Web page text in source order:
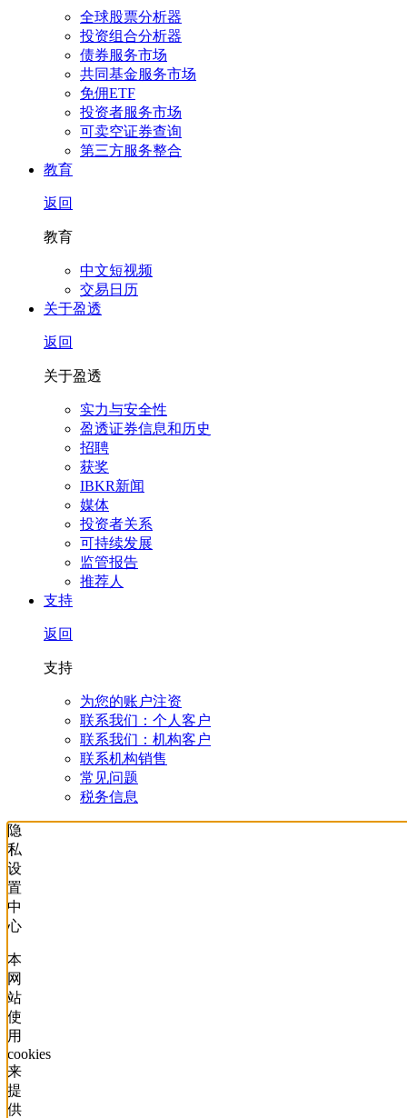
全球股票分析器
投资组合分析器
债券服务市场
共同基金服务市场
免佣ETF
投资者服务市场
可卖空证券查询
第三方服务整合
教育
返回
教育
中文短视频
交易日历
关于盈透
返回
关于盈透
实力与安全性
盈透证券信息和历史
招聘
获奖
IBKR新闻
媒体
投资者关系
可持续发展
监管报告
推荐人
支持
返回
支持
为您的账户注资
联系我们：个人客户
联系我们：机构客户
联系机构销售
常见问题
税务信息
隐
私
设
置
中
心
本
网
站
使
用
cookies
来
提
供